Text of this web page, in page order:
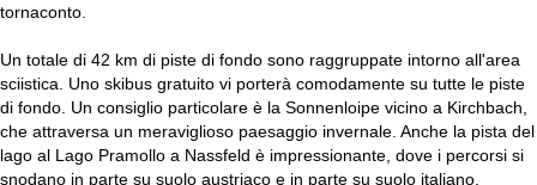
tornaconto.
Un totale di 42 km di piste di fondo sono raggruppate intorno all'area
sciistica. Uno skibus gratuito vi porterà comodamente su tutte le piste
di fondo. Un consiglio particolare è la Sonnenloipe vicino a Kirchbach,
che attraversa un meraviglioso paesaggio invernale. Anche la pista del
lago al Lago Pramollo a Nassfeld è impressionante, dove i percorsi si
snodano in parte su suolo austriaco e in parte su suolo italiano.